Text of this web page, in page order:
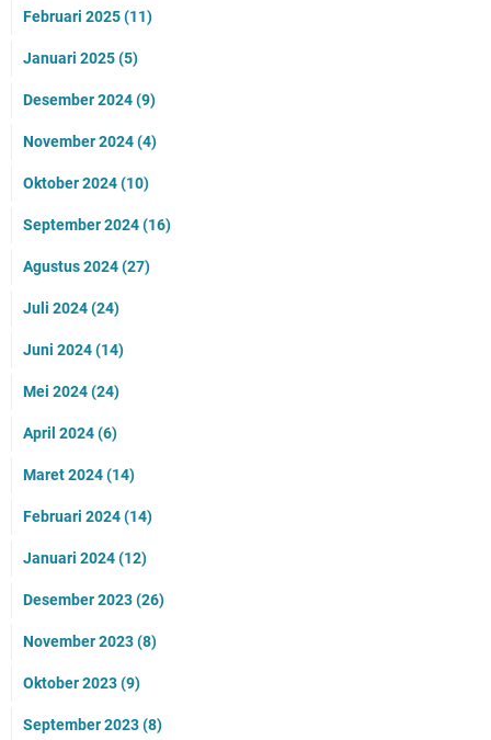
Februari 2025(11)
Januari 2025(5)
Desember 2024(9)
November 2024(4)
Oktober 2024(10)
September 2024(16)
Agustus 2024(27)
Juli 2024(24)
Juni 2024(14)
Mei 2024(24)
April 2024(6)
Maret 2024(14)
Februari 2024(14)
Januari 2024(12)
Desember 2023(26)
November 2023(8)
Oktober 2023(9)
September 2023(8)